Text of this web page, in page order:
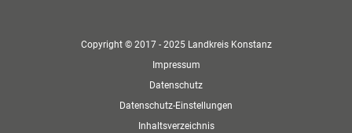
Copyright © 2017 - 2025 Landkreis Konstanz
Impressum
Datenschutz
Datenschutz-Einstellungen
Inhaltsverzeichnis